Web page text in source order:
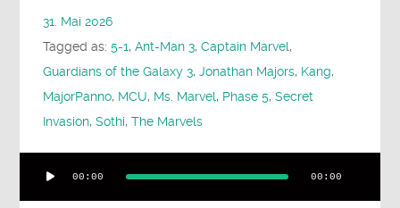
31. Mai 2026
Tagged as:5-1,Ant-Man 3,Captain Marvel,
Guardians of the Galaxy 3,Jonathan Majors, Kang,
MajorPanno, MCU, Ms. Marvel, Phase 5,Secret
Invasion,Sothi,The Marvels
Player
00:00 00:00